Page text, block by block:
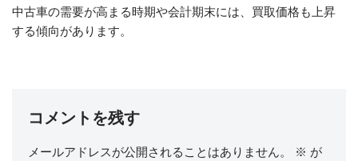
中古車の需要が高まる時期や会計期末には、買取価格も上昇
する傾向があります。
コメントを残す
メールアドレスが公開されることはありません。 ※ が